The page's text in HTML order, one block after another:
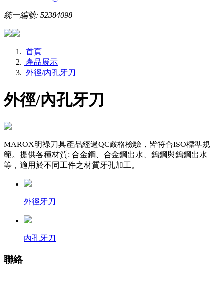
統一編號: 52384098
首頁
產品展示
外徑/內孔牙刀
外徑/內孔牙刀
MAROX明祿刀具產品經過QC嚴格檢驗，皆符合ISO標準規
範。提供各種材質: 合金鋼、合金鋼出水、鎢鋼與鎢鋼出水
等，適用於不同工件之材質牙孔加工。
外徑牙刀
內孔牙刀
聯絡